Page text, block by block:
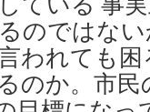
のではな
われても
のか。市